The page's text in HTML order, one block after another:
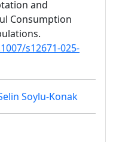
and
Consumption
s12671-025-
Soylu-Konak